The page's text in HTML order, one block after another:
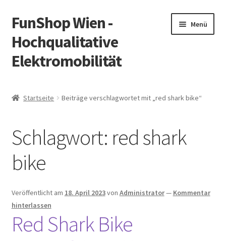
Zur
Navigation
springen
Zum
Inhalt
springen
FunShop Wien -
Hochqualitative
Elektromobilität
Menü
öffnen
Vorsicht Internetbetrug
Über FunShop
Impressum
Zum Onlineshop in der Web Version
Startseite Beiträge verschlagwortet mit „red shark bike“
Schlagwort: red shark
bike
Veröffentlicht am 18. April 2023von Administrator— Kommentar
hinterlassen
Red Shark Bike